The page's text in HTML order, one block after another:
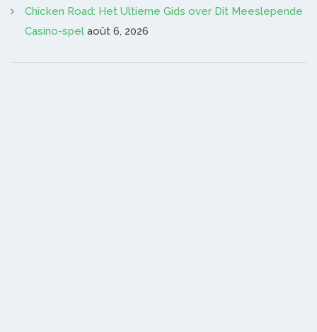
Chicken Road: Het Ultieme Gids over Dit Meeslepende
Casino-spel août 6, 2026